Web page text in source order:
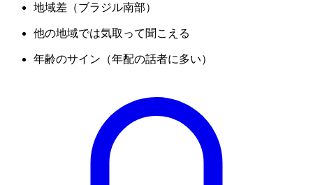
地域差（ブラジル南部）
他の地域では気取って聞こえる
年齢のサイン（年配の話者に多い）